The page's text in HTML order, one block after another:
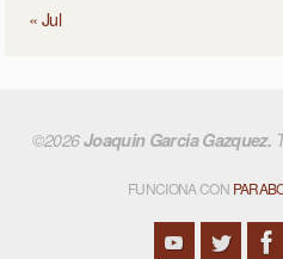
« Jul
©2026Joaquin Garcia Gazquez.
FUNCIONA CON